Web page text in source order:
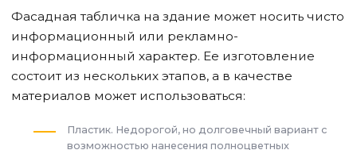
Фасадная табличка на здание может носить чисто
информационный или рекламно-
информационный характер. Ее изготовление
состоит из нескольких этапов, а в качестве
материалов может использоваться:
Пластик. Недорогой, но долговечный вариант с
возможностью нанесения полноцветных